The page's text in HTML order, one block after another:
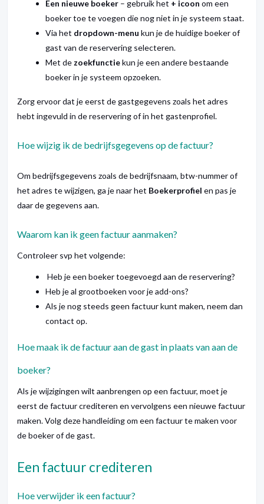
Een nieuwe boeker – gebruik het + icoon om een
boeker toe te voegen die nog niet in je systeem staat.
Via het dropdown-menu kun je de huidige boeker of
gast van de reservering selecteren.
Met de zoekfunctiekun je een andere bestaande
boeker in je systeem opzoeken.
Zorg ervoor dat je eerst de gastgegevens zoals het adres
hebt ingevuld in de reservering of in het gastenprofiel.
Hoe wijzig ik de bedrijfsgegevens op de factuur?
Om bedrijfsgegevens zoals de bedrijfsnaam, btw-nummer of
het adres te wijzigen, ga je naar het Boekerprofiel en pas je
daar de gegevens aan.
Waarom kan ik geen factuur aanmaken?
Controleer svp het volgende:
Heb je een boeker toegevoegd aan de reservering?
Heb je al grootboeken voor je add-ons?
Als je nog steeds geen factuur kunt maken, neem dan
contact op.
Hoe maak ik de factuur aan de gast in plaats van aan de
boeker?
Als je wijzigingen wilt aanbrengen op een factuur, moet je
eerst de factuur crediteren en vervolgens een nieuwe factuur
maken. Volg deze handleiding om een factuur te maken voor
de boeker of de gast.
Een factuur crediteren
Hoe verwijder ik een factuur?